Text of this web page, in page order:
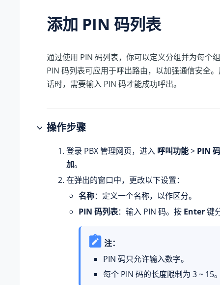
添加 PIN 码列表
通过使用 PIN 码列表，你可以定义分组并为每个
PIN 码列表可应用于呼出路由，以加强通信安全
话时，需要输入 PIN 码才能成功呼出。
操作步骤
登录 PBX 管理网页，进入 呼叫功能> PIN
加。
在弹出的窗口中，更改以下设置：
名称：定义一个名称，以作区分。
PIN 码列表：输入 PIN 码。按 Enter键
注：
PIN 码只允许输入数字。
每个 PIN 码的长度限制为 3 ~ 15